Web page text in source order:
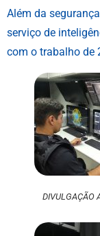
Além da
serviço de
com o trabalho de
DIVULGAÇÃO